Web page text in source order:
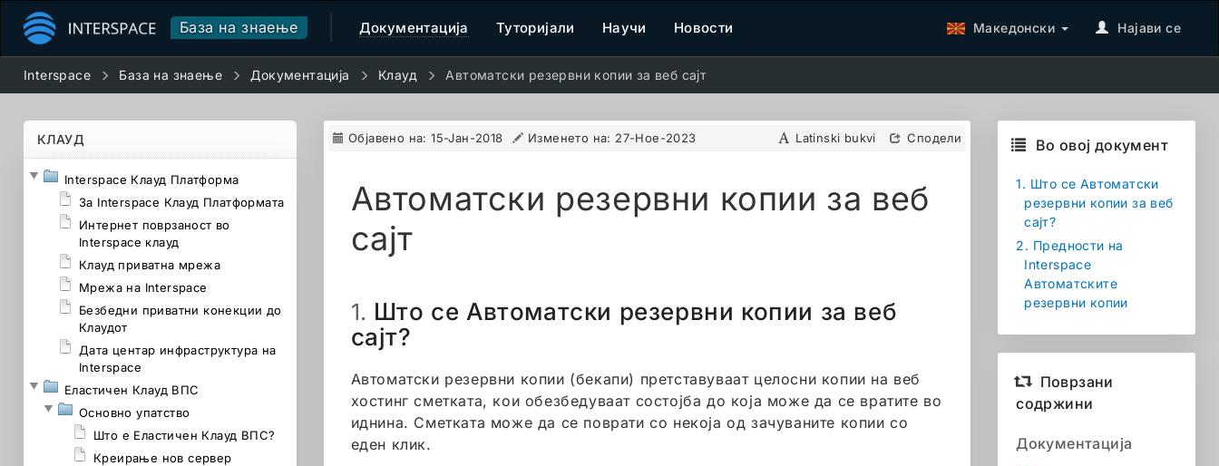
База на знаење Документација Туторијали Научи Новости Македонски Најави се
Interspace База на знаење Документација Клауд Автоматски резервни копии за веб сајт
КЛАУД
Interspace Клауд Платформа
За Interspace Клауд Платформата
Интернет поврзаност во
Interspace клауд
Клауд приватна мрежа
Мрежа на Interspace
Безбедни приватни конекции до
Клаудот
Дата центар инфраструктура на
Interspace
Еластичен Клауд ВПС
Основно упатство
Што е Еластичен Клауд ВПС?
Креирање нов сервер
Објавено на:15-Јан-2018 Изменето на: 27-Ное-2023 Latinski bukvi Сподели
Автоматски резервни копии за веб
сајт
1. Што се Автоматски резервни копии за веб
сајт?
Автоматски резервни копии (бекапи) претставуваат целосни копии на веб
хостинг сметката, кои обезбедуваат состојба до која може да се вратите во
иднина. Сметката може да се поврати со некоја од зачуваните копии со
еден клик.
Во овој документ
1. Што се Автоматски
резервни копии за веб
сајт?
2. Предности на
Interspace
Автоматските
резервни копии
Поврзани
содржини
Документација